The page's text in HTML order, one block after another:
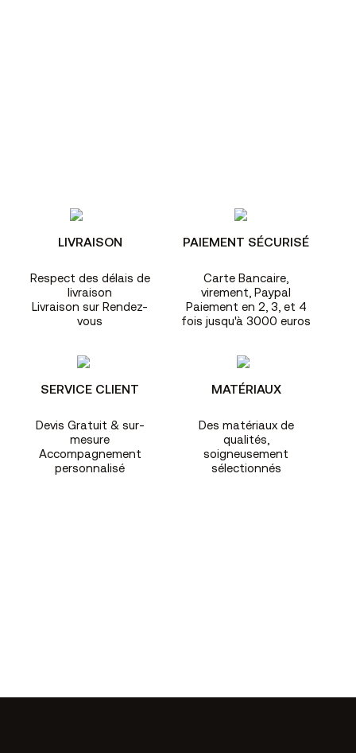
LIVRAISON
Respect des délais de
livraison
Livraison sur Rendez-
vous
PAIEMENT SÉCURISÉ
Carte Bancaire,
virement, Paypal
Paiement en 2, 3, et 4
fois jusqu'à 3000 euros
SERVICE CLIENT
Devis Gratuit & sur-
mesure
Accompagnement
personnalisé
MATÉRIAUX
Des matériaux de
qualités,
soigneusement
sélectionnés